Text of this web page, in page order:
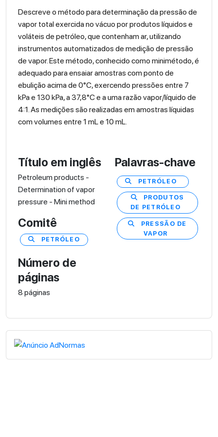
Descreve o método para determinação da pressão de
vapor total exercida no vácuo por produtos líquidos e
voláteis de petróleo, que contenham ar, utilizando
instrumentos automatizados de medição de pressão
de vapor. Este método, conhecido como minimétodo, é
adequado para ensaiar amostras com ponto de
ebulição acima de 0°C, exercendo pressões entre 7
kPa e 130 kPa, a 37,8°C e a uma razão vapor/líquido de
4:1. As medições são realizadas em amostras líquidas
com volumes entre 1 mL e 10 mL.
Título em inglês
Petroleum products -
Determination of vapor
pressure - Mini method
Comitê
PETRÓLEO
Número de
páginas
8 páginas
Palavras-chave
PETRÓLEO
PRODUTOS
DE PETRÓLEO
PRESSÃO DE
VAPOR